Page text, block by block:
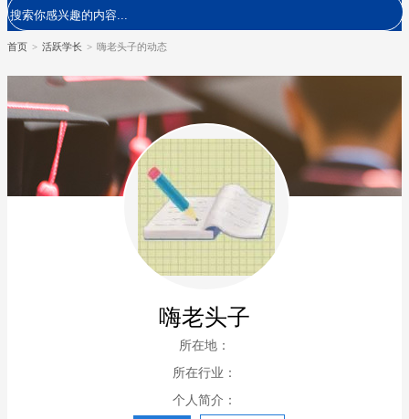
首页 > 活跃学长 > 嗨老头子的动态
嗨老头子
所在地：
所在行业：
个人简介：